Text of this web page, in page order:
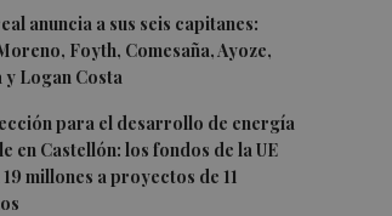
anuncia a sus seis capitanes:
Foyth, Comesaña, Ayoze,
y Logan Costa
para el desarrollo de energía
en Castellón: los fondos de la UE
millones a proyectos de 11